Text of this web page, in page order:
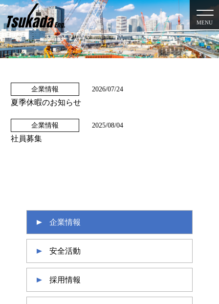
MENU
企業情報 2026/07/24
夏季休暇のお知らせ
企業情報 2025/08/04
社員募集
企業情報
安全活動
採用情報